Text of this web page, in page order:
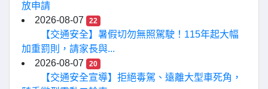
放申請
2026-08-07
22
【交通安全】暑假切勿無照駕駛！115年起大幅
加重罰則，請家長與...
2026-08-07
20
【交通安全宣導】拒絕毒駕、遠離大型車死角，